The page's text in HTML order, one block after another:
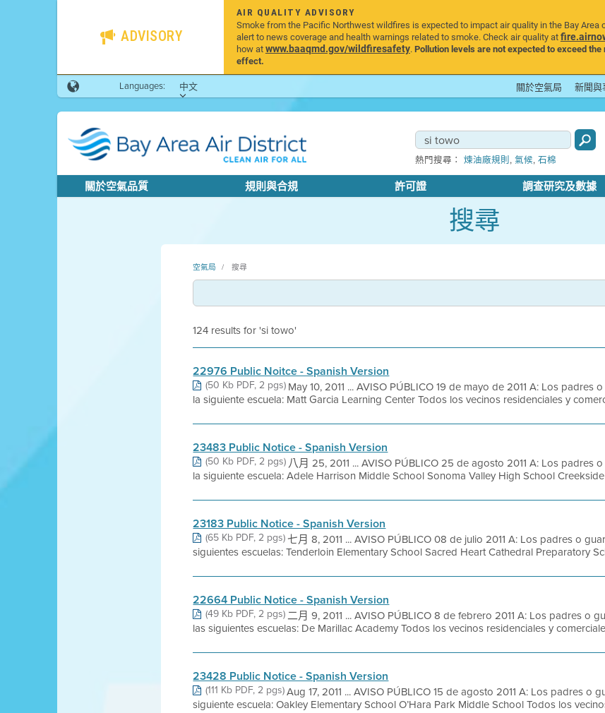
ADVISORY
AIR QUALITY ADVISORY
Smoke from the Pacific Northwest wildfires is expected to impact air quality in the Bay
alert to news coverage and health warnings related to smoke. Check air quality at
how atwww.baaqmd.gov/wildfiresafety.Pollution levels are not expected to exceed
effect.
Languages: 中文 關於空氣局 新聞與
熱門搜尋： 煉油廠規則, 氣候, 石棉
關於空氣品質 規則與合規 許可證 調查研究及數據
搜尋
空氣局 搜尋
124 results for 'si towo'
22976 Public Noitce - Spanish Version
(50 Kb PDF, 2 pgs)May 10, 2011 ... AVISO PÚBLICO 19 de mayo de 2011 A: Los padres
la siguiente escuela: Matt Garcia Learning Center Todos los vecinos residenciales y
23483 Public Notice - Spanish Version
(50 Kb PDF, 2 pgs)八月 25, 2011 ... AVISO PÚBLICO 25 de agosto 2011 A: Los padres
la siguiente escuela: Adele Harrison Middle School Sonoma Valley High School
23183 Public Notice - Spanish Version
(65 Kb PDF, 2 pgs)七月 8, 2011 ... AVISO PÚBLICO 08 de julio 2011 A: Los padres o
siguientes escuelas: Tenderloin Elementary School Sacred Heart Cathedral Preparatory
22664 Public Notice - Spanish Version
(49 Kb PDF, 2 pgs)二月 9, 2011 ... AVISO PÚBLICO 8 de febrero 2011 A: Los padres o
las siguientes escuelas: De Marillac Academy Todos los vecinos residenciales y
23428 Public Notice - Spanish Version
(111 Kb PDF, 2 pgs)Aug 17, 2011 ... AVISO PÚBLICO 15 de agosto 2011 A: Los padres o
siguiente escuela: Oakley Elementary School O’Hara Park Middle School Todos los